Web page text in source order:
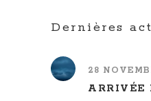
Dernières
28
ARRIVÉE